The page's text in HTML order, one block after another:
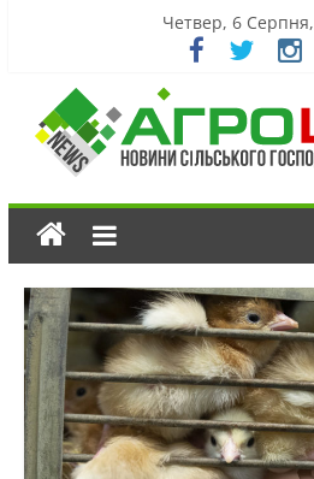
Четвер, 6